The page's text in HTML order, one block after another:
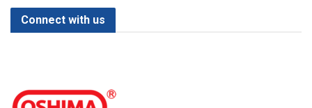
Connect with us